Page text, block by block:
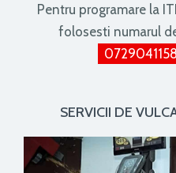
Pentru programare la
folosesti numarul
0729041158
SERVICII DE